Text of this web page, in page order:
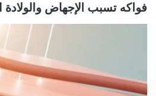
فواكه تسبب الإجهاض والولادة